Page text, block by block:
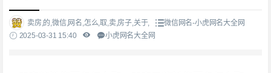
卖房,的,微信,网名,怎么,取,卖,房子,关于,
微信网名-小虎网名大全网
2025-03-31 15:40
小虎网名大全网